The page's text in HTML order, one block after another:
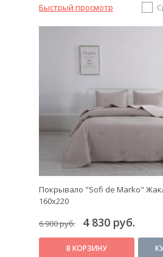
Быстрый просмотр
Покрывало "Sofi de Marko"
160х220
6 900 руб. 4 830 руб.
В КОРЗИНУ